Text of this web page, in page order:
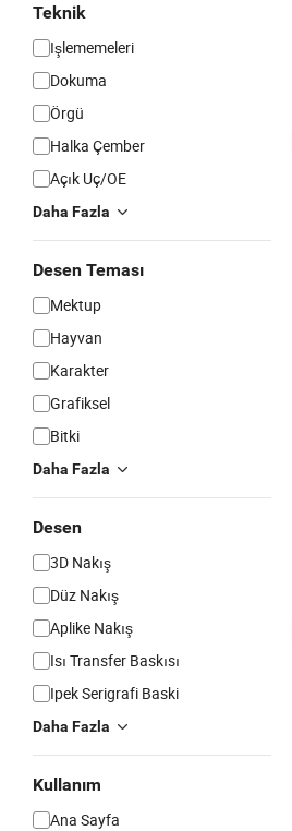
Teknik
Işlememeleri
Dokuma
Örgü
Halka Çember
Açık Uç/OE
Daha Fazla
Desen Teması
Mektup
Hayvan
Karakter
Grafiksel
Bitki
Daha Fazla
Desen
3D Nakış
Düz Nakış
Aplike Nakış
Isı Transfer Baskısı
Ipek Serigrafi Baski
Daha Fazla
Kullanım
Ana Sayfa